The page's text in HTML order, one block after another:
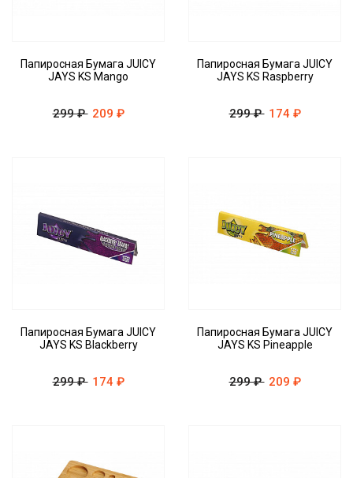
Папиросная Бумага JUICY
JAYS KS Mango
299 ₽ 209 ₽
Папиросная Бумага JUICY
JAYS KS Raspberry
299 ₽ 174 ₽
Папиросная Бумага JUICY
JAYS KS Blackberry
299 ₽ 174 ₽
Папиросная Бумага JUICY
JAYS KS Pineapple
299 ₽ 209 ₽